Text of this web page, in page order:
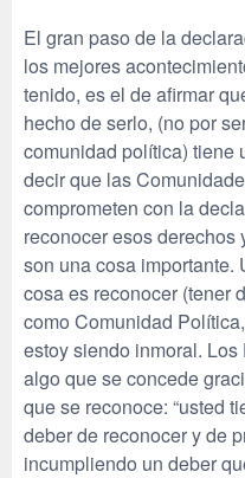
El gran paso de la
los mejores
tenido, es el de afirmar
hecho de serlo, (no por
comunidad política) tiene
decir que las
comprometen con la
reconocer esos
son una cosa importante.
cosa es reconocer (tener
como Comunidad
estoy siendo inmoral.
algo que se concede
que se reconoce: “usted
deber de reconocer y de
incumpliendo un deber